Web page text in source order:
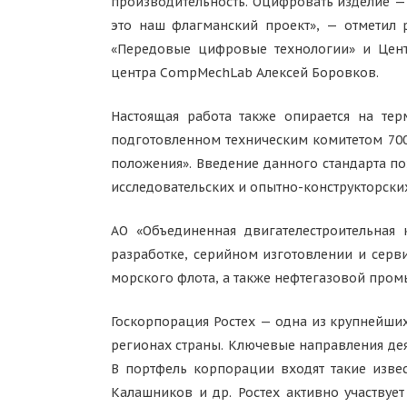
это наш флагманский проект», — отметил
«Передовые цифровые технологии» и
центра CompMechLab Алексей Боровков.
Настоящая работа также опирается на
подготовленном техническим комитетом
положения». Введение данного стандарта
исследовательских и опытно-
АО «Объединенная
разработке, серийном изготовлении и
морского флота, а также нефтегазовой
Госкорпорация Ростех — одна из
регионах страны. Ключевые направления
В портфель корпорации входят такие
Калашников и др. Ростех активно